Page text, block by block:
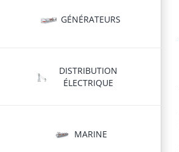
GÉNÉRATEURS
DISTRIBUTION
ÉLECTRIQUE
MARINE